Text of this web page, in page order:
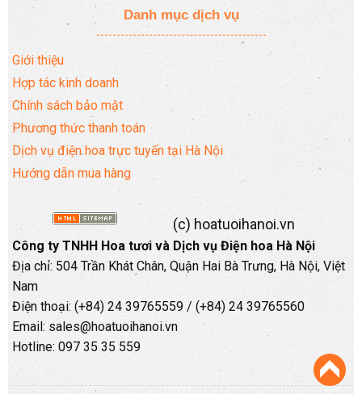
Danh mục dịch vụ
Giới thiệu
Hợp tác kinh doanh
Chính sách bảo mật
Phương thức thanh toán
Dịch vụ điện hoa trực tuyến tại Hà Nội
Hướng dẫn mua hàng
(c) hoatuoihanoi.vn
Công ty TNHH Hoa tươi và Dịch vụ Điện hoa Hà Nội
Địa chỉ: 504 Trần Khát Chân, Quận Hai Bà Trưng, Hà Nội, Việt
Nam
Điện thoại: (+84) 24 39765559 / (+84) 24 39765560
Email: sales@hoatuoihanoi.vn
Hotline: 097 35 35 559